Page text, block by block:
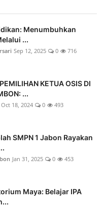
Menumbuhkan
...
Sep 12, 2025 0 716
KETUA OSIS DI
...
Oct 18, 2024 0 493
SMPN 1 Jabon Rayakan
Jan 31, 2025 0 453
Maya: Belajar IPA